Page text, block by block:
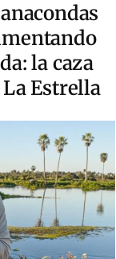
la caza
Estrella